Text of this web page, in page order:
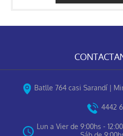
Batlle 764 casi Sarandí |
4442
Lun a Vier de 9:00hs -